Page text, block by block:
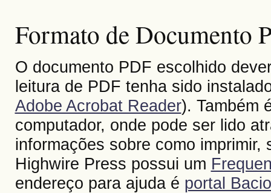
Formato de Documento
O documento PDF escolhido
leitura de PDF tenha sido
Adobe Acrobat Reader). Também
computador, onde pode ser lido
informações sobre como
Highwire Press possui um
endereço para ajuda é portal